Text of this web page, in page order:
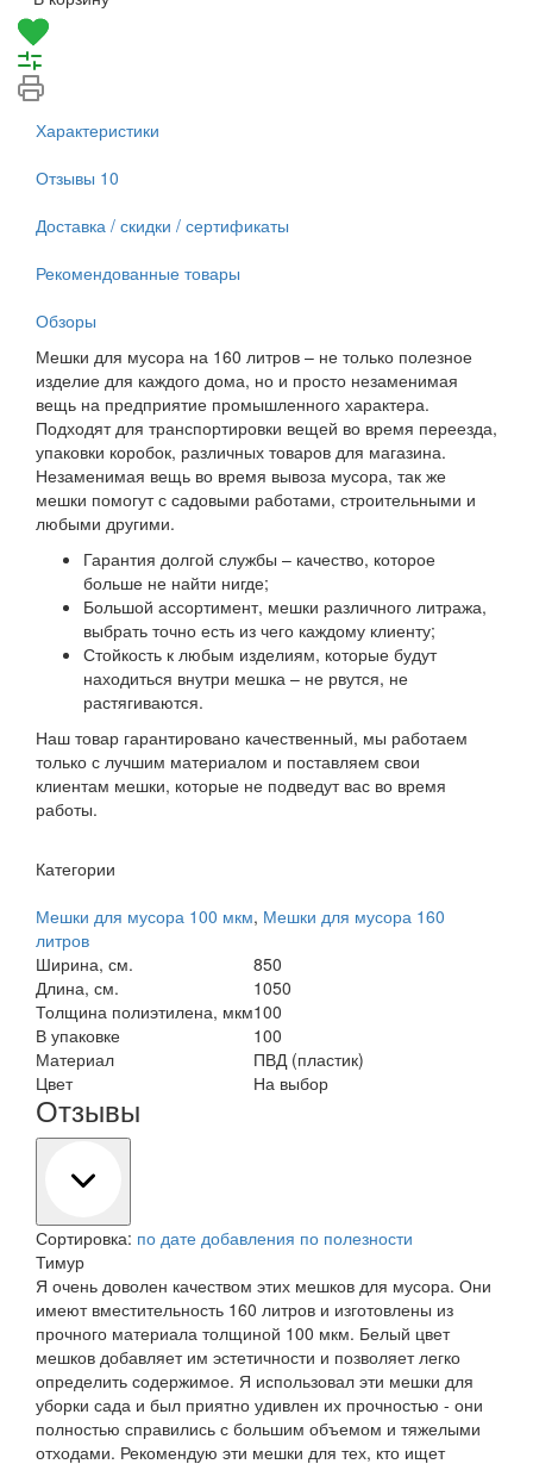
Характеристики
Отзывы 10
Доставка / скидки / сертификаты
Рекомендованные товары
Обзоры
Мешки для мусора на 160 литров – не только полезное
изделие для каждого дома, но и просто незаменимая
вещь на предприятие промышленного характера.
Подходят для транспортировки вещей во время переезда,
упаковки коробок, различных товаров для магазина.
Незаменимая вещь во время вывоза мусора, так же
мешки помогут с садовыми работами, строительными и
любыми другими.
Гарантия долгой службы – качество, которое
больше не найти нигде;
Большой ассортимент, мешки различного литража,
выбрать точно есть из чего каждому клиенту;
Стойкость к любым изделиям, которые будут
находиться внутри мешка – не рвутся, не
растягиваются.
Наш товар гарантировано качественный, мы работаем
только с лучшим материалом и поставляем свои
клиентам мешки, которые не подведут вас во время
работы.
Категории
Мешки для мусора 100 мкм, Мешки для мусора 160
литров
Ширина, см.
850
Длина, см.
1050
Толщина полиэтилена, мкм100
В упаковке
100
Материал
ПВД (пластик)
Цвет
На выбор
Отзывы
Сортировка: по дате добавления по полезности
Тимур
Я очень доволен качеством этих мешков для мусора. Они
имеют вместительность 160 литров и изготовлены из
прочного материала толщиной 100 мкм. Белый цвет
мешков добавляет им эстетичности и позволяет легко
определить содержимое. Я использовал эти мешки для
уборки сада и был приятно удивлен их прочностью - они
полностью справились с большим объемом и тяжелыми
отходами. Рекомендую эти мешки для тех, кто ищет